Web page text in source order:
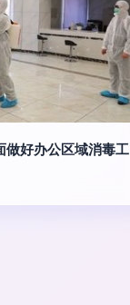
做好办公区域消毒工